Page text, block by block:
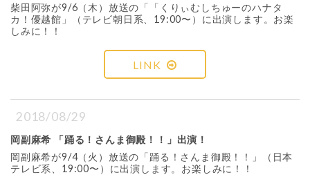
柴田阿弥が9/6（木）放送の「「くりぃむしちゅーのハナタ
カ！優越館」（テレビ朝日系、19:00〜）に出演します。お楽
しみに！！
LINK
2018/08/29
岡副麻希 「踊る！さんま御殿！！」出演！
岡副麻希が9/4（火）放送の「踊る！さんま御殿！！」（日本
テレビ系、19:00〜）に出演します。お楽しみに！！